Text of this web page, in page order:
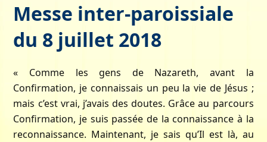
Messe inter-paroissiale
du 8 juillet 2018
« Comme les gens de Nazareth, avant la
Confirmation, je connaissais un peu la vie de Jésus ;
mais c’est vrai, j’avais des doutes. Grâce au parcours
Confirmation, je suis passée de la connaissance à la
reconnaissance. Maintenant, je sais qu’Il est là, au